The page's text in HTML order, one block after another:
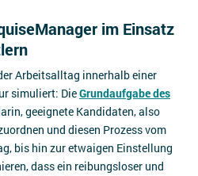
im Einsatz
Arbeitsalltag innerhalb einer
simuliert: DieGrundaufgabe des
geeignete Kandidaten, also
und diesen Prozess vom
bis hin zur etwaigen Einstellung
dass ein reibungsloser und